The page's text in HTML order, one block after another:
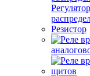
Резистор